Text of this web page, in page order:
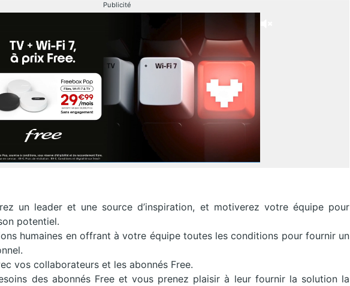
Publicité
un leader et une source d’inspiration, et motiverez votre équipe pour
potentiel.
humaines en offrant à votre équipe toutes les conditions pour fournir un
vos collaborateurs et les abonnés Free.
des abonnés Free et vous prenez plaisir à leur fournir la solution la